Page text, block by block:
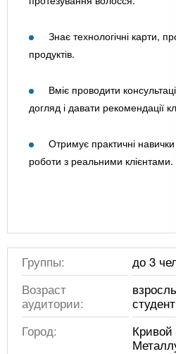
Знає технологічні карти,
продуктів.
Вміє проводити
догляд і давати рекомендації
Отримує практичні
роботи з реальними клієнтами.
Группы:
до 3
Возраст
аудитории:
Город:
Кривой